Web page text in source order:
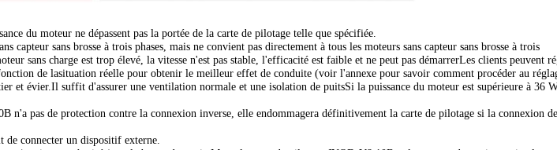
du moteur ne dépassent pas la portée de la carte de pilotage telle que spécifiée.
capteur sans brosse à trois phases, mais ne convient pas directement à tous les moteurs sans capteur sans brosse à trois
sans charge est trop élevé, la vitesse n'est pas stable, l'efficacité est faible et ne peut pas démarrerLes clients peuvent
de lasituation réelle pour obtenir le meilleur effet de conduite (voir l'annexe pour savoir comment procéder au
et évier.Il suffit d'assurer une ventilation normale et une isolation de puitsSi la puissance du moteur est supérieure à 36
n'a pas de protection contre la connexion inverse, elle endommagera définitivement la carte de pilotage si la connexion de
connecter un dispositif externe.